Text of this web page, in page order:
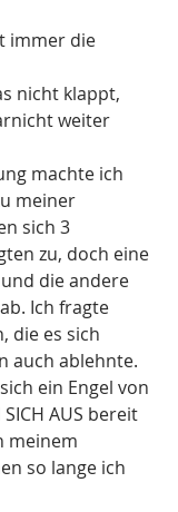
immer die
nicht klappt,
weiter
machte ich
meiner
sich 3
zu, doch eine
die andere
Ich fragte
die es sich
auch ablehnte.
ein Engel von
AUS bereit
meinem
so lange ich